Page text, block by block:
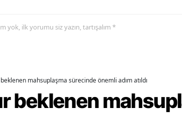
yok, ilk yorumu siz yazın, tartışalım *
beklenen mahsuplaşma sürecinde önemli adım atıldı
beklenen